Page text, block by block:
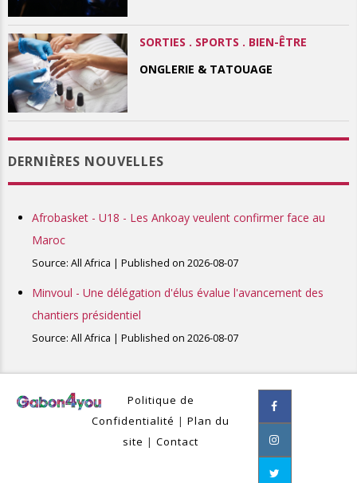
SORTIES . SPORTS . BIEN-ÊTRE
ONGLERIE & TATOUAGE
DERNIÈRES NOUVELLES
Afrobasket - U18 - Les Ankoay veulent confirmer face au
Maroc
Source: All Africa Published on 2026-08-07
Minvoul - Une délégation d'élus évalue l'avancement des
chantiers présidentiel
Source: All Africa Published on 2026-08-07
Politique de
Confidentialité | Plan du
site | Contact